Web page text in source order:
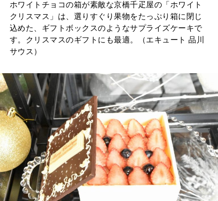
ホワイトチョコの箱が素敵な京橋千疋屋の「ホワイト
クリスマス」は、選りすぐり果物をたっぷり箱に閉じ
込めた、ギフトボックスのようなサプライズケーキで
す。クリスマスのギフトにも最適。（エキュート 品川
サウス）